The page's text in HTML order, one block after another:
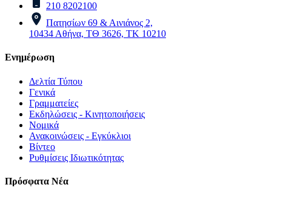
210 8202100
Πατησίων 69 & Αινιάνος 2,
10434 Αθήνα, ΤΘ 3626, ΤΚ 10210
Ενημέρωση
Δελτία Τύπου
Γενικά
Γραμματείες
Εκδηλώσεις - Κινητοποιήσεις
Νομικά
Ανακοινώσεις - Εγκύκλιοι
Βίντεο
Ρυθμίσεις Ιδιωτικότητας
Πρόσφατα Νέα